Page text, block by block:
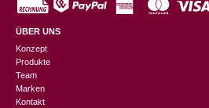
ÜBER UNS
Konzept
Produkte
Team
Marken
Kontakt